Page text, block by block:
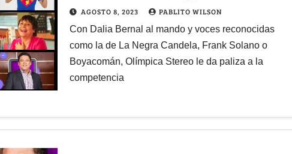
escuchada en Colombia
AGOSTO 8, 2023 PABLITO WILSON
Con Dalia Bernal al mando y voces reconocidas
como la de La Negra Candela, Frank Solano o
Boyacomán, Olímpica Stereo le da paliza a la
competencia